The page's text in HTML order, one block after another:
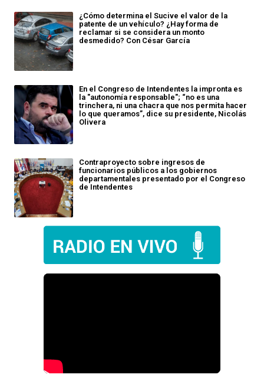
¿Cómo determina el Sucive el valor de la
patente de un vehículo? ¿Hay forma de
reclamar si se considera un monto
desmedido? Con César García
En el Congreso de Intendentes la impronta es
la "autonomía responsable"; “no es una
trinchera, ni una chacra que nos permita hacer
lo que queramos”, dice su presidente, Nicolás
Olivera
Contraproyecto sobre ingresos de
funcionarios públicos a los gobiernos
departamentales presentado por el Congreso
de Intendentes